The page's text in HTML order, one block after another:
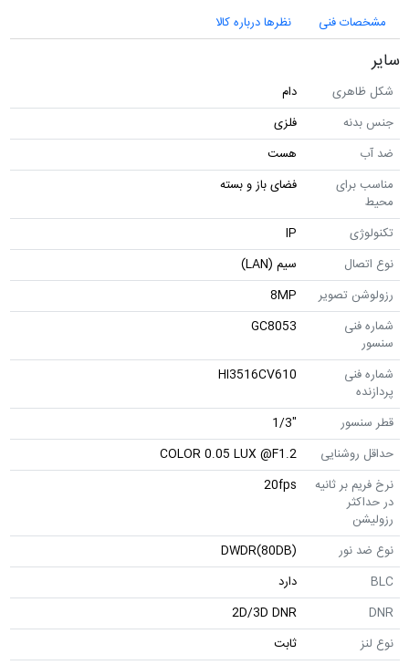
مشخصات فنی نظرها درباره کالا
سایر
شکل ظاهری
دام
جنس بدنه
فلزی
ضد آب
هست
مناسب برای
محیط
فضای باز و بسته
تکنولوژی
IP
نوع اتصال
سیم (LAN)
رزولوشن تصویر
8MP
شماره فنی
سنسور
GC8053
شماره فنی
پردازنده
HI3516CV610
قطر سنسور
"1/3
حداقل روشنایی
COLOR 0.05 LUX @F1.2
نرخ فریم بر ثانیه
در حداکثر
رزولیشن
20fps
نوع ضد نور
DWDR(80DB)
BLC
دارد
DNR
2D/3D DNR
نوع لنز
ثابت